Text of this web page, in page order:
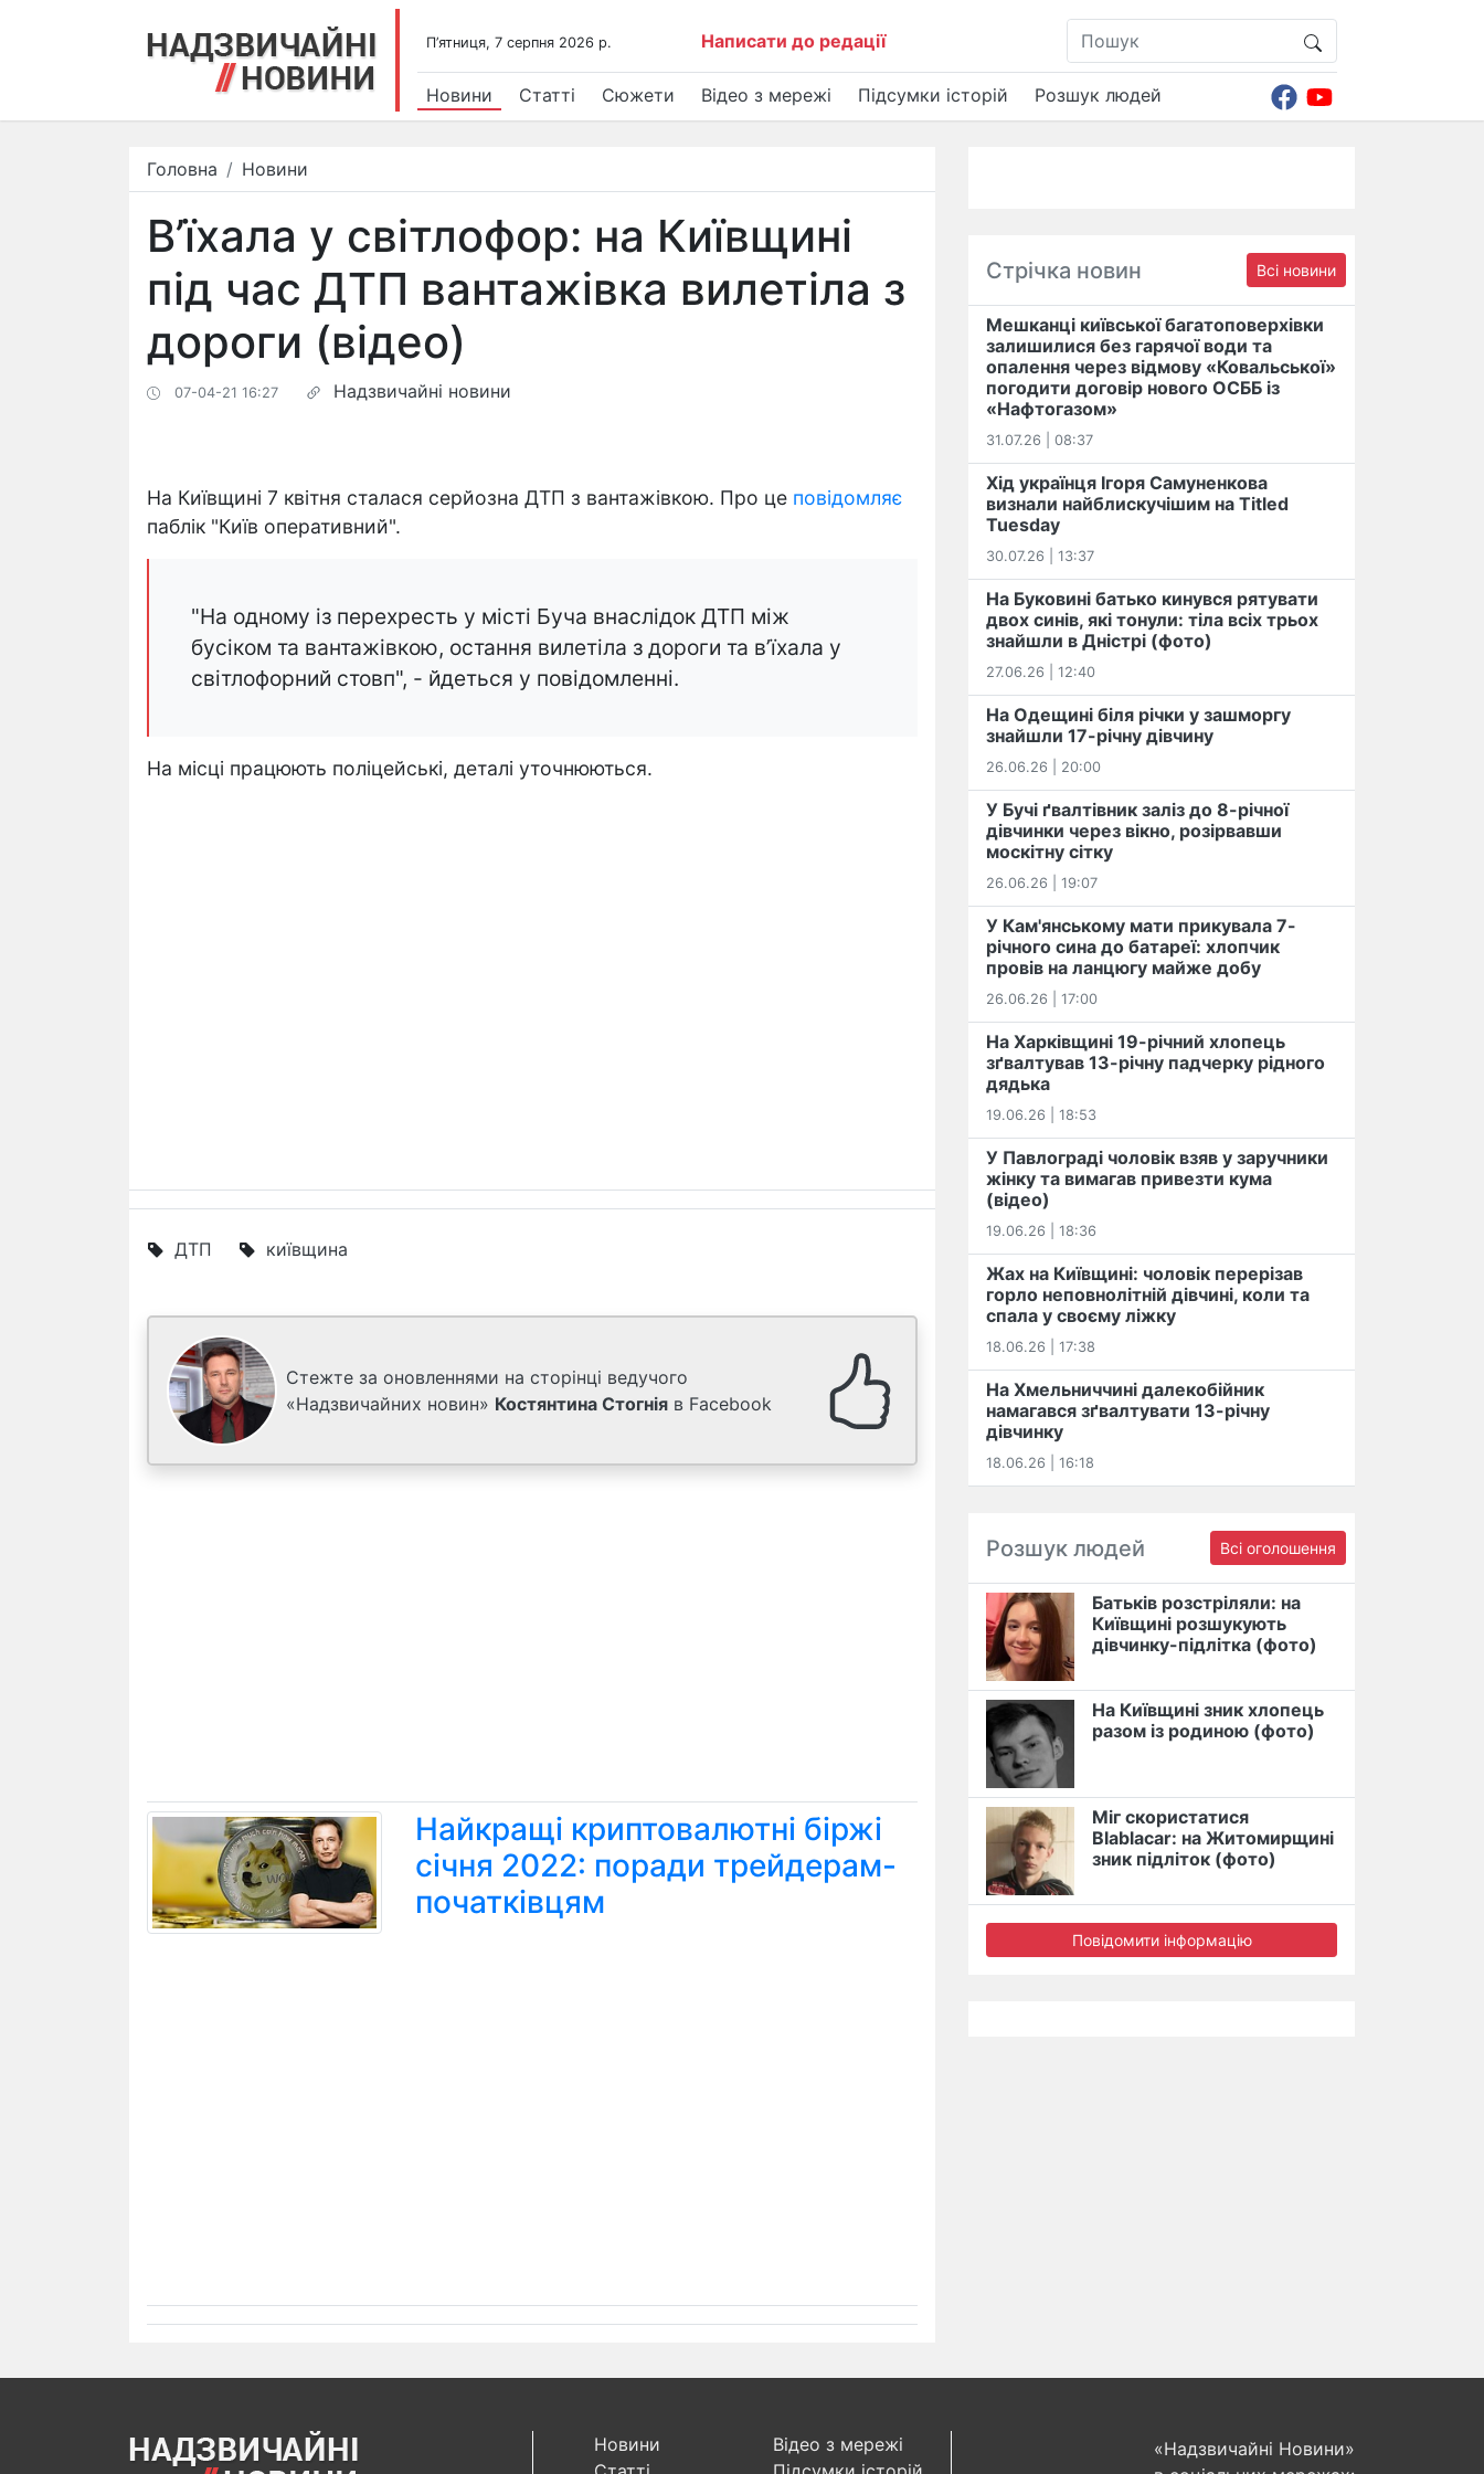
П’ятниця, 7 серпня 2026 р. Написати до редації
Новини Статті Сюжети Відео з мережі Підсумки історій Розшук людей
Головна Новини
В’їхала у світлофор: на Київщині
під час ДТП вантажівка вилетіла з
дороги (відео)
07-04-21 16:27 Надзвичайні новини
На Київщині 7 квітня сталася серйозна ДТП з вантажівкою. Про це повідомляє
паблік "Київ оперативний".
"На одному із перехресть у місті Буча внаслідок ДТП між
бусіком та вантажівкою, остання вилетіла з дороги та в’їхала у
світлофорний стовп", - йдеться у повідомленні.
На місці працюють поліцейські, деталі уточнюються.
ДТП київщина
Стежте за оновленнями на сторінці ведучого
«Надзвичайних новин» Костянтина Стогнія в Facebook
Найкращі криптовалютні біржі
січня 2022: поради трейдерам-
початківцям
Стрічка новин Всі новини
Мешканці київської багатоповерхівки
залишилися без гарячої води та
опалення через відмову «Ковальської»
погодити договір нового ОСББ із
«Нафтогазом»
31.07.26 | 08:37
Хід українця Ігоря Самуненкова
визнали найблискучішим на Titled
Tuesday
30.07.26 | 13:37
На Буковині батько кинувся рятувати
двох синів, які тонули: тіла всіх трьох
знайшли в Дністрі (фото)
27.06.26 | 12:40
На Одещині біля річки у зашморгу
знайшли 17-річну дівчину
26.06.26 | 20:00
У Бучі ґвалтівник заліз до 8-річної
дівчинки через вікно, розірвавши
москітну сітку
26.06.26 | 19:07
У Кам'янському мати прикувала 7-
річного сина до батареї: хлопчик
провів на ланцюгу майже добу
26.06.26 | 17:00
На Харківщині 19-річний хлопець​
️зґвалтував 13-річну падчерку рідного
дядька
19.06.26 | 18:53
У Павлограді чоловік взяв у заручники
жінку та вимагав привезти кума
(відео)
19.06.26 | 18:36
Жах на Київщині: чоловік перерізав
горло неповнолітній дівчині, коли та
спала у своєму ліжку
18.06.26 | 17:38
На Хмельниччині далекобійник
намагався зґвалтувати 13-річну
дівчинку
18.06.26 | 16:18
Розшук людей Всі оголошення
Батьків розстріляли: на
Київщині розшукують
дівчинку-підлітка (фото)
На Київщині зник хлопець
разом із родиною (фото)
Міг скористатися
Blablacar: на Житомирщині
зник підліток (фото)
Повідомити інформацію
Новини
Відео з мережі
«Надзвичайні Новини»